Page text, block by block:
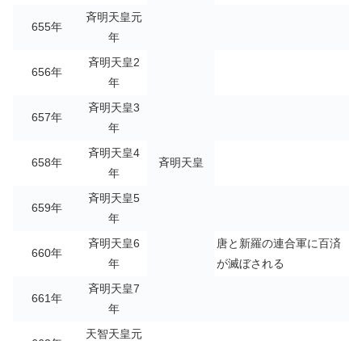
655年
斉明天皇元
年
斉明天皇
656年
斉明天皇2
年
657年
斉明天皇3
年
658年
斉明天皇4
年
659年
斉明天皇5
年
660年
斉明天皇6
年
唐と新羅の連合軍に百済
が滅ぼされる
661年
斉明天皇7
年
天智天皇元